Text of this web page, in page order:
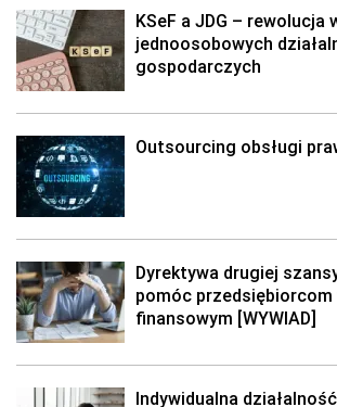
KSeF a JDG – rewolucja
jednoosobowych
gospodarczych
Outsourcing obsługi
Dyrektywa drugiej
pomóc przedsiębiorcom
finansowym [WYWIAD]
Indywidualna